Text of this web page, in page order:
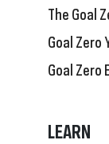
The Goal
Goal Zero
Goal Zero
LEARN